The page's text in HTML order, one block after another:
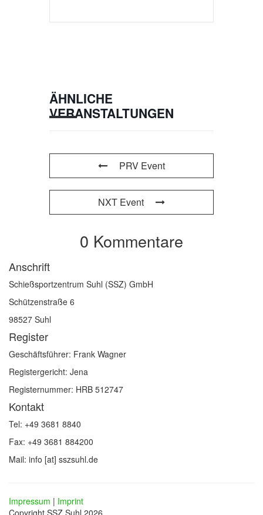
ÄHNLICHE
VERANSTALTUNGEN
PRV Event
NXT Event
0 Kommentare
Anschrift
Schießsportzentrum Suhl (SSZ) GmbH
Schützenstraße 6
98527 Suhl
Register
Geschäftsführer: Frank Wagner
Registergericht: Jena
Registernummer: HRB 512747
Kontakt
Tel: +49 3681 8840
Fax: +49 3681 884200
Mail: info [at] sszsuhl.de
Impressum | Imprint